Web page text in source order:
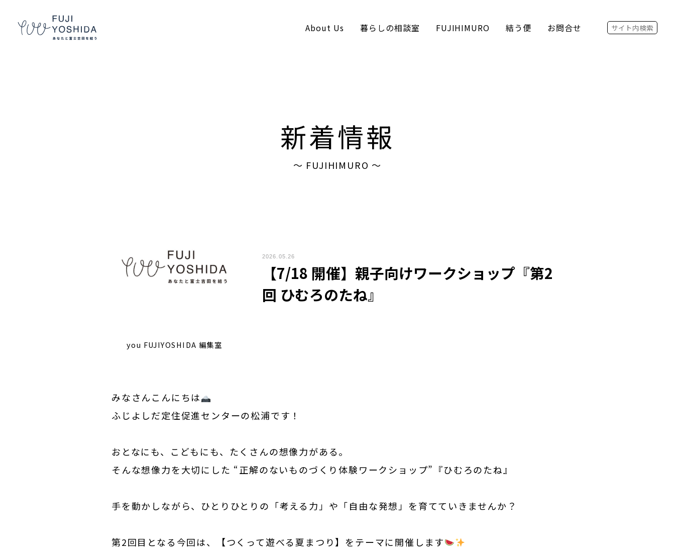
コンテンツへスキップ
About Us 暮らしの相談室 FUJIHIMURO 結う便 お問合せ Search for:
新着情報
〜 FUJIHIMURO 〜
you FUJIYOSHIDA 編集室
2026.05.26
【7/18 開催】親子向けワークショップ『第2
回 ひむろのたね』
みなさんこんにちは
ふじよしだ定住促進センターの松浦です！
おとなにも、こどもにも、たくさんの想像力がある。
そんな想像力を大切にした “正解のないものづくり体験ワークショップ”『ひむろのたね』
手を動かしながら、ひとりひとりの「考える力」や「自由な発想」を育てていきませんか？
第2回目となる今回は、【つくって遊べる夏まつり】をテーマに開催します